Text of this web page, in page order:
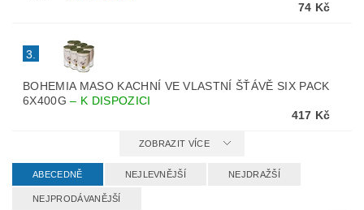
74 Kč
3.
BOHEMIA MASO KACHNÍ VE VLASTNÍ ŠŤÁVĚ SIX PACK
6X400G– K DISPOZICI
417 Kč
ZOBRAZIT VÍCE
ABECEDNĚ NEJLEVNĚJŠÍ NEJDRAŽŠÍ
NEJPRODÁVANĚJŠÍ